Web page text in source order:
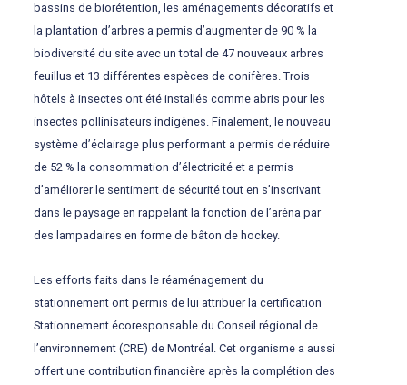
bassins de biorétention, les aménagements décoratifs et
la plantation d’arbres a permis d’augmenter de 90 % la
biodiversité du site avec un total de 47 nouveaux arbres
feuillus et 13 différentes espèces de conifères. Trois
hôtels à insectes ont été installés comme abris pour les
insectes pollinisateurs indigènes. Finalement, le nouveau
système d’éclairage plus performant a permis de réduire
de 52 % la consommation d’électricité et a permis
d’améliorer le sentiment de sécurité tout en s’inscrivant
dans le paysage en rappelant la fonction de l’aréna par
des lampadaires en forme de bâton de hockey.
Les efforts faits dans le réaménagement du
stationnement ont permis de lui attribuer la certification
Stationnement écoresponsable du Conseil régional de
l’environnement (CRE) de Montréal. Cet organisme a aussi
offert une contribution financière après la complétion des